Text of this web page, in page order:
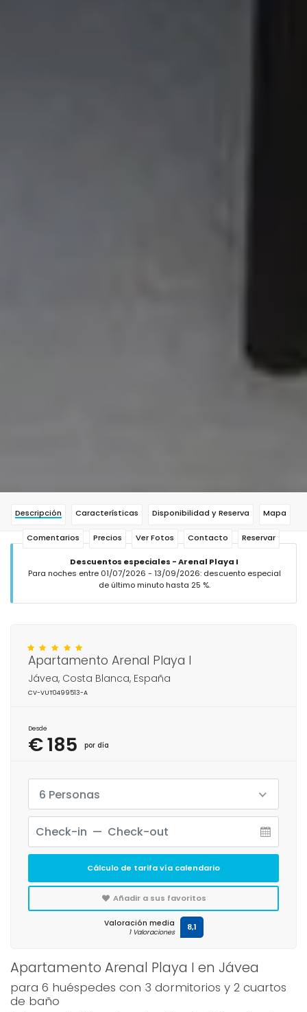
Descripción Características Disponibilidad y Reserva Mapa
Comentarios Precios Ver Fotos Contacto Reservar
Descuentos especiales - Arenal Playa I
Para noches entre 01/07/2026 - 13/09/2026: descuento especial
de último minuto hasta 25 %.
Apartamento Arenal Playa I en Jávea
para 6 huéspedes con 3 dormitorios y 2 cuartos
de baño
Apartamento Arenal Playa I
Jávea, Costa Blanca, España
CV-VUT0499513-A
Desde
€ 185 por día
6 Personas
Cálculo de tarifa vía calendario
Añadir a sus favoritos
Valoración media
1 Valoraciones 8,1